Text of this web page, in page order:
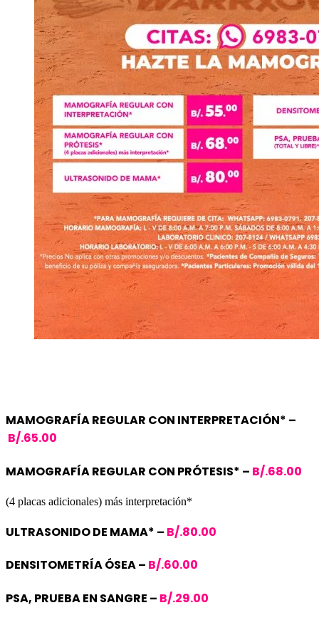
MAMOGRAFÍA REGULAR CON INTERPRETACIÓN* –
B/.65.00
MAMOGRAFÍA REGULAR CON PRÓTESIS* – B/.68.00
(4 placas adicionales) más interpretación*
ULTRASONIDO DE MAMA* – B/.80.00
DENSITOMETRÍA ÓSEA – B/.60.00
PSA, PRUEBA EN SANGRE – B/.29.00